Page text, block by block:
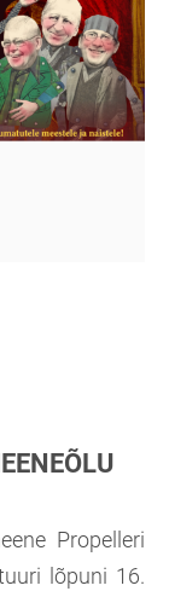
Propelleri
lõpuni 16.